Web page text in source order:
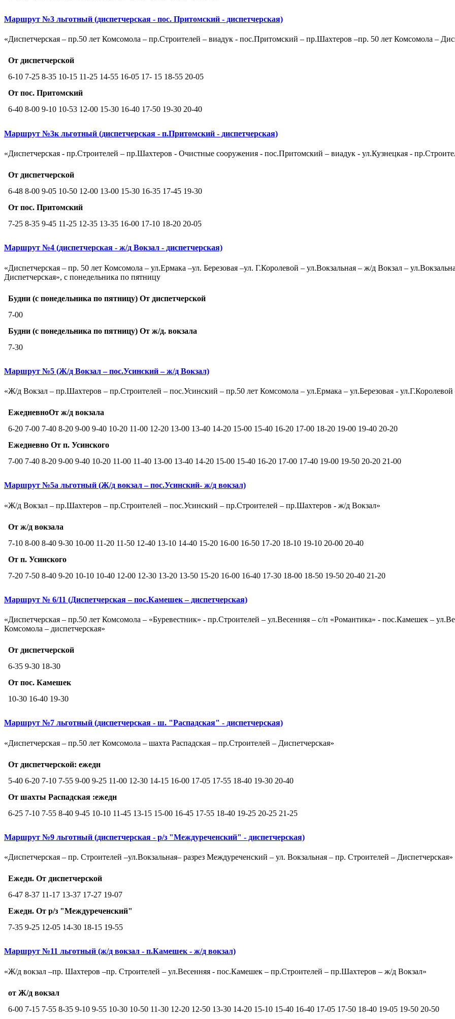
Маршрут №3 льготный (диспетчерская - пос. Притомский - диспетчерская)
«Диспетчерская – пр.50 лет Комсомола – пр.Строителей – виадук - пос.Притомский – пр.Шахтеров –пр. 50 лет Комсомола –
От диспетчерской
6-10 7-25 8-35 10-15 11-25 14-55 16-05 17- 15 18-55 20-05
От пос. Притомский
6-40 8-00 9-10 10-53 12-00 15-30 16-40 17-50 19-30 20-40
Маршрут №3к льготный (диспетчерская - п.Притомский - диспетчерская)
«Диспетчерская - пр.Строителей – пр.Шахтеров - Очистные сооружения - пос.Притомский – виадук - ул.Кузнецкая -
От диспетчерской
6-48 8-00 9-05 10-50 12-00 13-00 15-30 16-35 17-45 19-30
От пос. Притомский
7-25 8-35 9-45 11-25 12-35 13-35 16-00 17-10 18-20 20-05
Маршрут №4 (диспетчерская - ж/д Вокзал - диспетчерская)
«Диспетчерская – пр. 50 лет Комсомола – ул.Ермака –ул. Березовая –ул. Г.Королевой – ул.Вокзальная – ж/д Вокзал –
Диспетчерская», с понедельника по пятницу
Будни (с понедельника по пятницу) От диспетчерской
7-00
Будни (с понедельника по пятницу) От ж/д. вокзала
7-30
Маршрут №5 (Ж/д Вокзал – пос.Усинский – ж/д Вокзал)
«Ж/д Вокзал – пр.Шахтеров – пр.Строителей – пос.Усинский – пр.50 лет Комсомола – ул.Ермака – ул.Березовая -
ЕжедневноОт ж/д вокзала
6-20 7-00 7-40 8-20 9-00 9-40 10-20 11-00 12-20 13-00 13-40 14-20 15-00 15-40 16-20 17-00 18-20 19-00 19-40 20-20
Ежедневно От п. Усинского
7-00 7-40 8-20 9-00 9-40 10-20 11-00 11-40 13-00 13-40 14-20 15-00 15-40 16-20 17-00 17-40 19-00 19-50 20-20 21-00
Маршрут №5а льготный (Ж/д вокзал – пос.Усинский- ж/д вокзал)
«Ж/д Вокзал – пр.Шахтеров – пр.Строителей – пос.Усинский – пр.Строителей – пр.Шахтеров - ж/д Вокзал»
От ж/д вокзала
7-10 8-00 8-40 9-30 10-00 11-20 11-50 12-40 13-10 14-40 15-20 16-00 16-50 17-20 18-10 19-10 20-00 20-40
От п. Усинского
7-20 7-50 8-40 9-20 10-10 10-40 12-00 12-30 13-20 13-50 15-20 16-00 16-40 17-30 18-00 18-50 19-50 20-40 21-20
Маршрут № 6/11 (Диспетчерская – пос.Камешек – диспетчерская)
«Диспетчерская – пр.50 лет Комсомола – «Буревестник» - пр.Строителей – ул.Весенняя – с/п «Романтика» - пос.Камешек –
Комсомола – диспетчерская»
От диспетчерской
6-35 9-30 18-30
От пос. Камешек
10-30 16-40 19-30
Маршрут №7 льготный (диспетчерская - ш. "Распадская" - диспетчерская)
«Диспетчерская – пр.50 лет Комсомола – шахта Распадская – пр.Строителей – Диспетчерская»
От диспетчерской: ежедн
5-40 6-20 7-10 7-55 9-00 9-25 11-00 12-30 14-15 16-00 17-05 17-55 18-40 19-30 20-40
От шахты Распадская :ежедн
6-25 7-10 7-55 8-40 9-45 10-10 11-45 13-15 15-00 16-45 17-55 18-40 19-25 20-25 21-25
Маршрут №9 льготный (диспетчерская - р/з "Междуреченский" - диспетчерская)
«Диспетчерская – пр. Строителей –ул.Вокзальная– разрез Междуреченский – ул. Вокзальная – пр. Строителей – Диспетчерская»
Ежедн. От диспетчерской
6-47 8-37 11-17 13-37 17-27 19-07
Ежедн. От р/з "Междуреченский"
7-35 9-25 12-05 14-30 18-15 19-55
Маршрут №11 льготный (ж/д вокзал - п.Камешек - ж/д вокзал)
«Ж/д вокзал –пр. Шахтеров –пр. Строителей – ул.Весенняя - пос.Камешек – пр.Строителей – пр.Шахтеров – ж/д Вокзал»
от Ж/д вокзал
6-00 7-15 7-55 8-35 9-10 9-55 10-30 10-50 11-30 12-20 12-50 13-30 14-20 15-10 15-40 16-40 17-05 17-50 18-40 19-05 19-50 20-50